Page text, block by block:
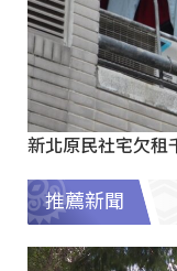
新北原民社宅欠租
推薦新聞